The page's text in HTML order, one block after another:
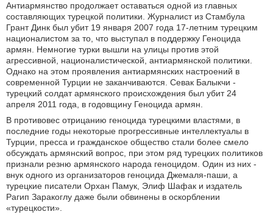
Антиармянство продолжает оставаться одной из главных
составляющих турецкой политики. Журналист из Стамбула
Грант Динк был убит 19 января 2007 года 17-летним турецким
националистом за то, что выступал в поддержку Геноцида
армян. Немногие турки вышли на улицы против этой
агрессивной, националистической, антиармянской политики.
Однако на этом проявления антиармянских настроений в
современной Турции не заканчиваются. Севак Балыкчи -
турецкий солдат армянского происхождения был убит 24
апреля 2011 года, в годовщину Геноцида армян.
В противовес отрицанию геноцида турецкими властями, в
последние годы некоторые прогрессивные интеллектуалы в
Турции, пресса и гражданское общество стали более смело
обсуждать армянский вопрос, при этом ряд турецких политиков
признали резню армянского народа геноцидом. Один из них -
внук одного из организаторов геноцида Джемаля-паши, а
турецкие писатели Орхан Памук, Элиф Шафак и издатель
Рагип Заракоглу даже были обвинены в оскорблении
«турецкости».